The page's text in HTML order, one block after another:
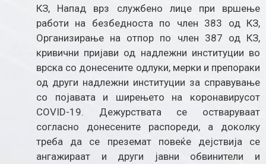
КЗ, Напад врз службено лице при вршење
работи на безбедноста по член 383 од КЗ,
Организирање на отпор по член 387 од КЗ,
кривични пријави од надлежни институции во
врска со донесените одлуки, мерки и препораки
од други надлежни институции за справување
со појавата и ширењето на коронавирусот
COVID-19. Дежурствата се остваруваат
согласно донесените распореди, а доколку
треба да се преземат повеќе дејствија се
ангажираат и други јавни обвинители и